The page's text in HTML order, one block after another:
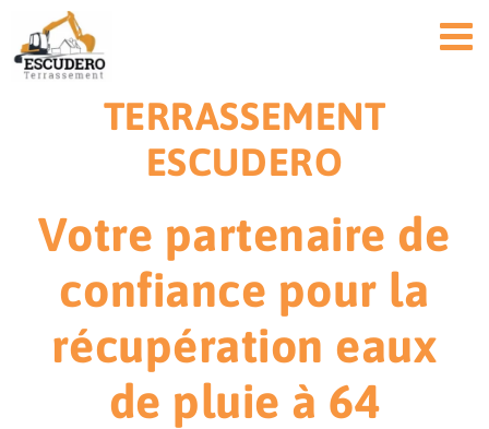
Passer
au
contenu
TERRASSEMENT
ESCUDERO
Votre partenaire de
confiance pour la
récupération eaux
de pluie à 64